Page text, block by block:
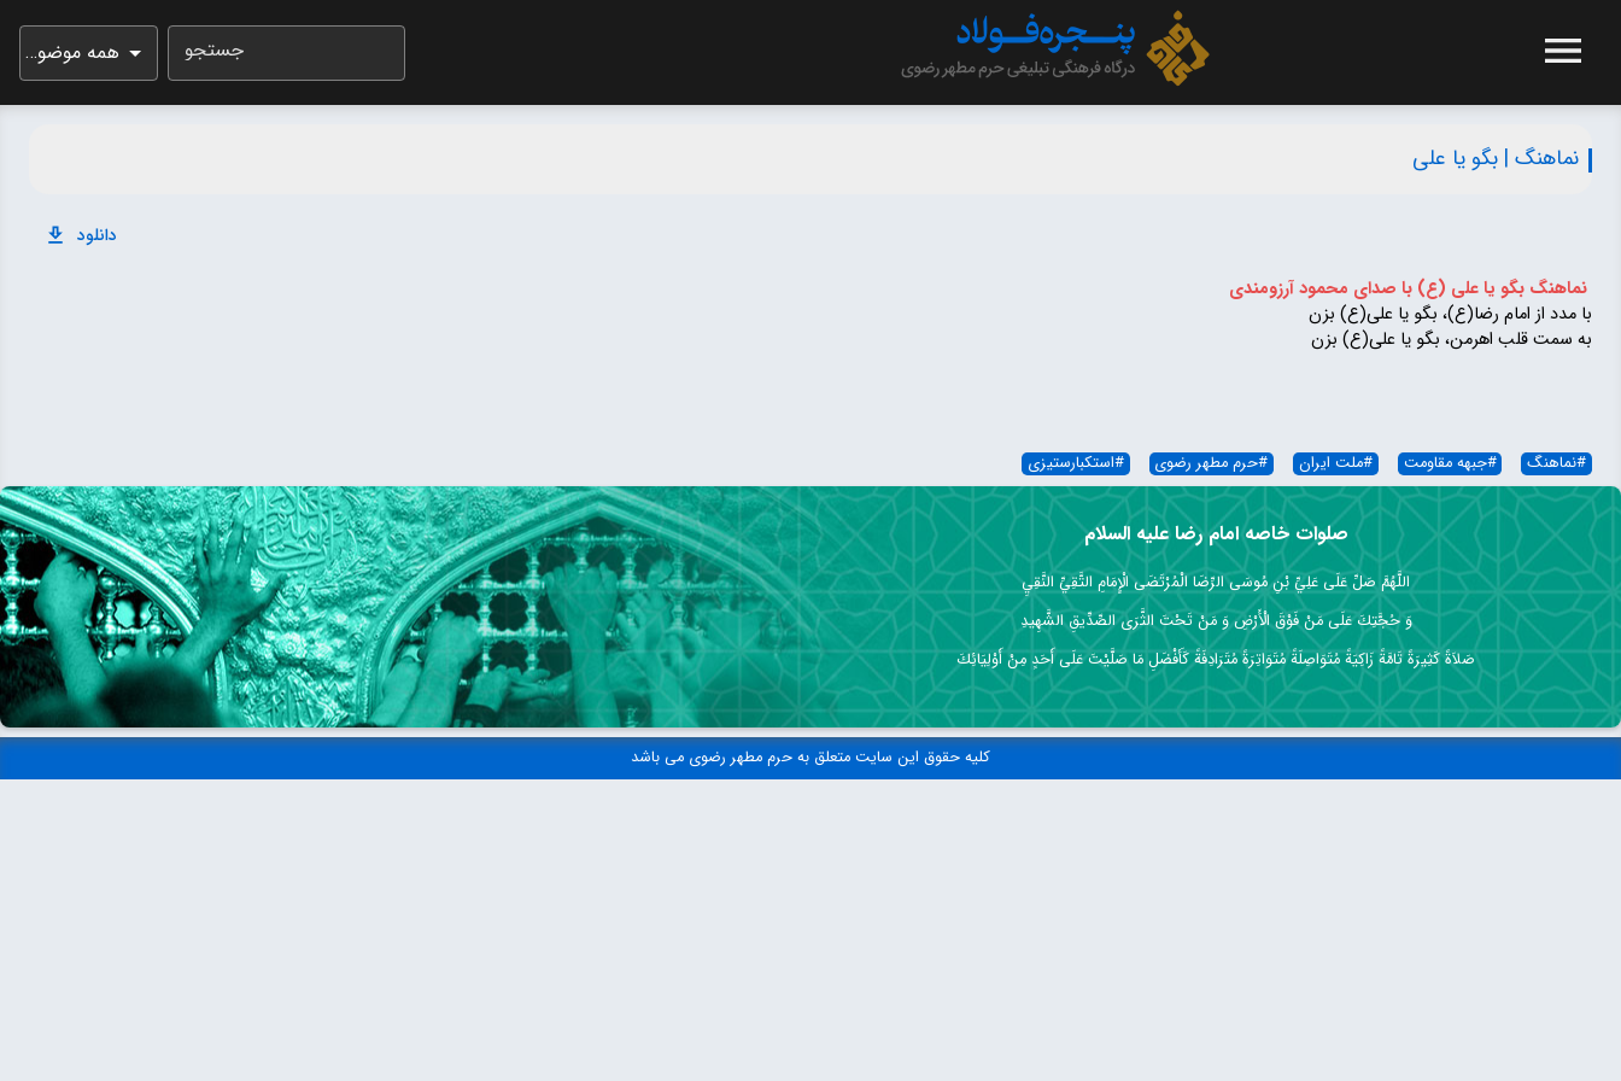
جستجو همه موضوعات
نماهنگ | بگو یا علی
دانلود
نماهنگ بگو یا علی (ع) با صدای محمود آرزومندی
با مدد از امام رضا(ع)، بگو یا علی(ع) بزن
به سمت قلب اهرمن، بگو یا علی(ع) بزن
#نماهنگ #جبهه مقاومت #ملت ایران #حرم مطهر رضوی #استکبارستیزی
صلوات خاصه امام رضا علیه السلام
اللَّهُمَّ صَلِّ عَلَى عَلِيِّ بْنِ مُوسَى الرِّضَا الْمُرْتَضَى الْإِمَامِ التَّقِيِّ النَّقِيِ
وَ حُجَّتِكَ عَلَى مَنْ فَوْقَ الْأَرْضِ وَ مَنْ تَحْتَ الثَّرَى الصِّدِّيقِ الشَّهِيدِ
صَلاَةً كَثِيرَةً تَامَّةً زَاكِيَةً مُتَوَاصِلَةً مُتَوَاتِرَةً مُتَرَادِفَةً كَأَفْضَلِ مَا صَلَّيْتَ عَلَى أَحَدٍ مِنْ أَوْلِيَائِكَ
کلیه حقوق این سایت متعلق به حرم مطهر رضوی می باشد